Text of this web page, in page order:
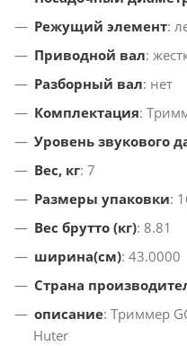
Режущий элемент:
Приводной вал:
Разборный вал: нет
Комплектация:
Уровень звукового
Вес, кг: 7
Размеры упаковки:
Вес брутто (кг): 8.81
ширина(см): 43.0000
Страна
описание: Триммер
Huter